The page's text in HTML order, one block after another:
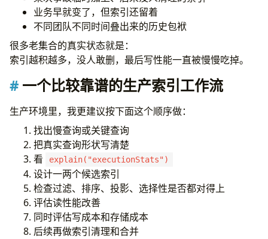
业务早就变了，但索引还留着
不同团队不同时间叠出来的历史包袱
很多老集合的真实状态就是：
索引越积越多，没人敢删，最后写性能一直被慢慢吃掉。
一个比较靠谱的生产索引工作流
生产环境里，我更建议按下面这个顺序做：
找出慢查询或关键查询
把真实查询形状写清楚
看
explain("executionStats")
设计一两个候选索引
检查过滤、排序、投影、选择性是否都对得上
评估读性能改善
同时评估写成本和存储成本
后续再做索引清理和合并